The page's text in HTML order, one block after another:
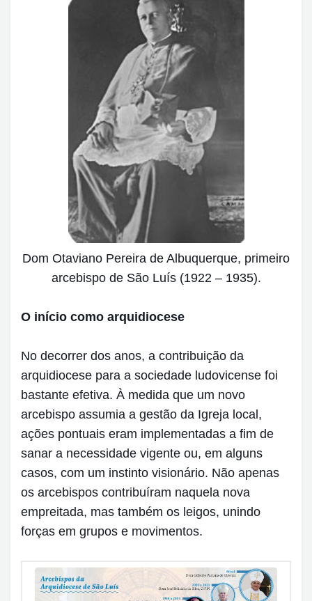
Dom Otaviano Pereira de Albuquerque, primeiro
arcebispo de São Luís (1922 – 1935).
O início como arquidiocese
No decorrer dos anos, a contribuição da
arquidiocese para a sociedade ludovicense foi
bastante efetiva. À medida que um novo
arcebispo assumia a gestão da Igreja local,
ações pontuais eram implementadas a fim de
sanar a necessidade vigente ou, em alguns
casos, com um instinto visionário. Não apenas
os arcebispos contribuíram naquela nova
empreitada, mas também os leigos, unindo
forças em grupos e movimentos.